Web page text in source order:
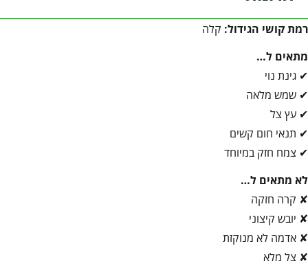
רמת קושי הגידול: קלה
מתאים ל…
✔ גינת נוי
✔ שמש מלאה
✔ עץ צל
✔ תנאי חום קשים
✔ צמח חזק במיוחד
לא מתאים ל…
✘ קרה חזקה
✘ יובש קיצוני
✘ אדמה לא מנוקזת
✘ צל מלא